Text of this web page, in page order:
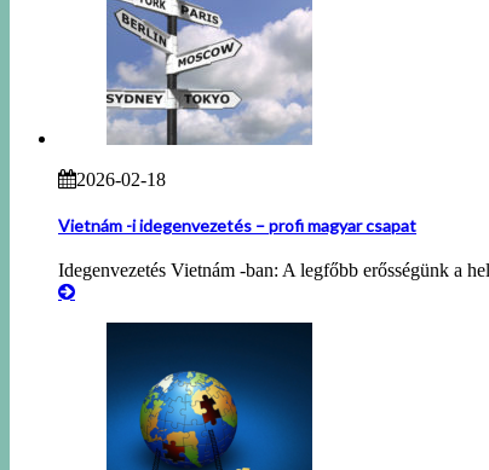
2026-02-18
Vietnám -i idegenvezetés – profi magyar csapat
Idegenvezetés Vietnám -ban: A legfőbb erősségünk a